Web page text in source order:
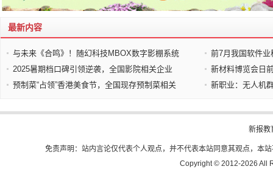
最新内容
与未来《合鸣》！随幻科技MBOX数字影棚系统
前7月我国软件
2025暑期档口碑引领逆袭，全国影院相关企业
新材料博览会日
预制菜“占领”香港美食节，全国现存预制菜相关
新职业：无人机
新报教
免责声明：站内言论仅代表个人观点，并不代表本站同意其观点，本
Copyright © 2012-2026 All